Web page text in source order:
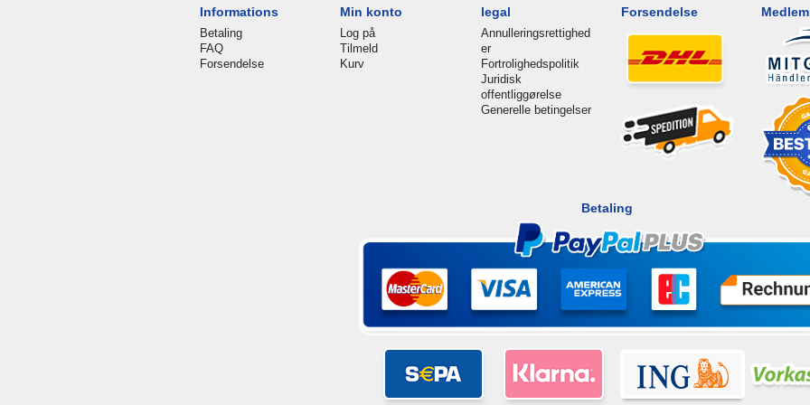
Informations
Betaling
FAQ
Forsendelse
Min konto
Log på
Tilmeld
Kurv
legal
Annulleringsrettighed
er
Fortrolighedspolitik
Juridisk
offentliggørelse
Generelle betingelser
Forsendelse
Betaling